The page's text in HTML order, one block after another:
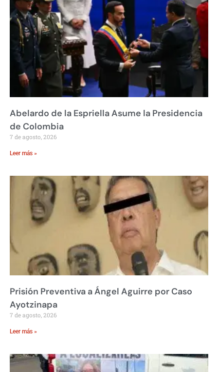
Abelardo de la Espriella Asume la Presidencia
de Colombia
7 de agosto, 2026
Leer más »
Prisión Preventiva a Ángel Aguirre por Caso
Ayotzinapa
7 de agosto, 2026
Leer más »